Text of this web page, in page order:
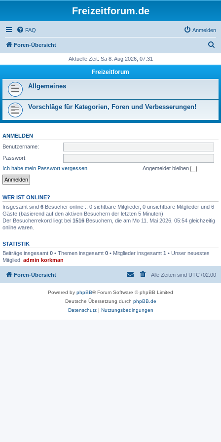
Freizeitforum.de
FAQ Anmelden
Foren-Übersicht
h
Aktuelle Zeit: Sa 8. Aug 2026, 07:31
Freizeitforum
Allgemeines
Vorschläge für Kategorien, Foren und Verbesserungen!
ANMELDEN
Benutzername:
Passwort:
Ich habe mein Passwort vergessen
Angemeldet bleiben
WER IST ONLINE?
Insgesamt sind 6 Besucher online :: 0 sichtbare Mitglieder, 0 unsichtbare Mitglieder und 6
Gäste (basierend auf den aktiven Besuchern der letzten 5 Minuten)
Der Besucherrekord liegt bei 1516 Besuchern, die am Mo 11. Mai 2026, 05:54 gleichzeitig
online waren.
STATISTIK
Beiträge insgesamt 0 • Themen insgesamt 0 • Mitglieder insgesamt 1 • Unser neuestes
Mitglied: admin korkman
Foren-Übersicht Alle Zeiten sind UTC+02:00
Powered by phpBB® Forum Software © phpBB Limited
Deutsche Übersetzung durch phpBB.de
Datenschutz| Nutzungsbedingungen